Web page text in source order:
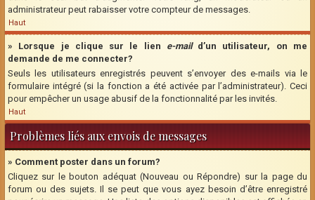
administrateur peut rabaisser votre compteur de messages.
Haut
» Lorsque je clique sur le lien e-maild’un utilisateur, on me
demande de me connecter?
Seuls les utilisateurs enregistrés peuvent s’envoyer des e-mails via le
formulaire intégré (si la fonction a été activée par l’administrateur). Ceci
pour empêcher un usage abusif de la fonctionnalité par les invités.
Haut
Problèmes liés aux envois de messages
» Comment poster dans un forum?
Cliquez sur le bouton adéquat (Nouveau ou Répondre) sur la page du
forum ou des sujets. Il se peut que vous ayez besoin d’être enregistré